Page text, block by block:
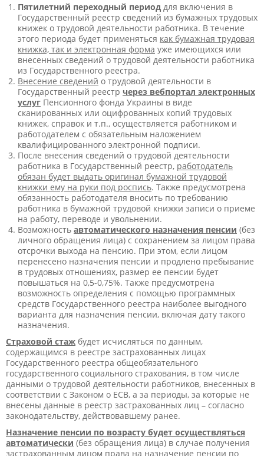
Пятилетний переходный период для включения в
Государственный реестр сведений из бумажных трудовых
книжек о трудовой деятельности работника. В течение
этого периода будет применяться как бумажная трудовая
книжка, так и электронная форма уже имеющихся или
внесенных сведений о трудовой деятельности работника
из Государственного реестра.
Внесение сведений о трудовой деятельности в
Государственный реестр через вебпортал электронных
услуг Пенсионного фонда Украины в виде
сканированных или оцифрованных копий трудовых
книжек, справок и т.п., осуществляется работником и
работодателем с обязательным наложением
квалифицированного электронной подписи.
После внесения сведений о трудовой деятельности
работника в Государственный реестр, работодатель
обязан будет выдать оригинал бумажной трудовой
книжки ему на руки под роспись. Также предусмотрена
обязанность работодателя вносить по требованию
работника в бумажной трудовой книжки записи о приеме
на работу, переводе и увольнении.
Возможность автоматического назначения пенсии (без
личного обращения лица) с сохранением за лицом права
отсрочки выхода на пенсию. При этом, если лицом
перенесено назначения пенсии и продлено пребывание
в трудовых отношениях, размер ее пенсии будет
повышаться на 0,5-0,75%. Также предусмотрена
возможность определения с помощью программных
средств Государственного реестра наиболее выгодного
варианта для назначения пенсии, включая дату такого
назначения.
Страховой стаж будет исчисляться по данным,
содержащимся в реестре застрахованных лицах
Государственного реестра общеобязательного
государственного социального страхования, в том числе
данными о трудовой деятельности работников, внесенных в
соответствии с Законом о ЕСВ, а за периоды, за которые не
внесены данные в реестр застрахованных лиц – согласно
законодательству, действовавшему ранее.
Назначение пенсии по возрасту будет осуществляться
автоматически (без обращения лица) в случае получения
застрахованным лицом права на назначение пенсии по